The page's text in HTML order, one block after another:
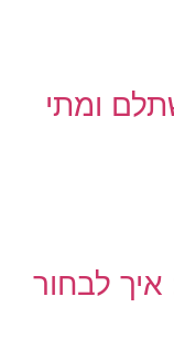
ומתי
לבחור